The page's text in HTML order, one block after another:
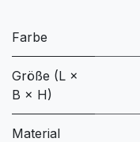
Farbe
Größe (L ×
B × H)
Material